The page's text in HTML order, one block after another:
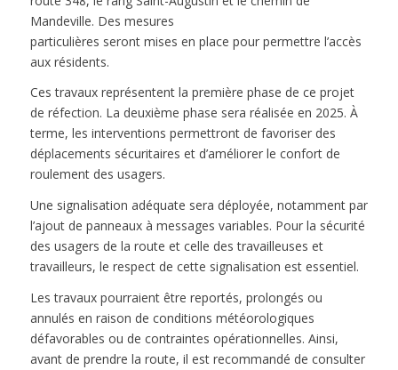
Mandeville. Des mesures
particulières seront mises en place pour permettre l’accès
aux résidents.
Ces travaux représentent la première phase de ce projet
de réfection. La deuxième phase sera réalisée en 2025. À
terme, les interventions permettront de favoriser des
déplacements sécuritaires et d’améliorer le confort de
roulement des usagers.
Une signalisation adéquate sera déployée, notamment par
l’ajout de panneaux à messages variables. Pour la sécurité
des usagers de la route et celle des travailleuses et
travailleurs, le respect de cette signalisation est essentiel.
Les travaux pourraient être reportés, prolongés ou
annulés en raison de conditions météorologiques
défavorables ou de contraintes opérationnelles. Ainsi,
avant de prendre la route, il est recommandé de consulter